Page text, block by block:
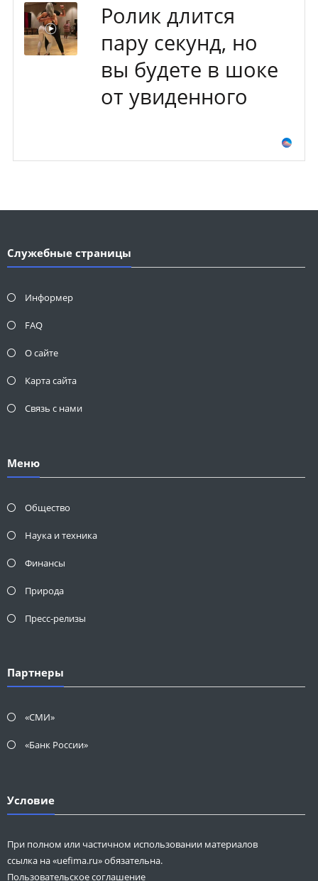
Ролик длится
пару секунд, но
вы будете в шоке
от увиденного
Служебные страницы
Информер
FAQ
О сайте
Карта сайта
Связь с нами
Меню
Общество
Наука и техника
Финансы
Природа
Пресс-релизы
Партнеры
«СМИ»
«Банк России»
Условие
При полном или частичном использовании материалов
ссылка на «uefima.ru» обязательна.
Пользовательское соглашение